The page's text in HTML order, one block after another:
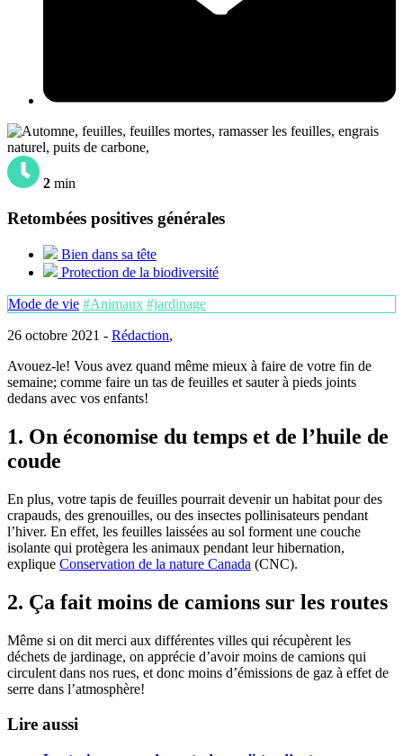
2 min
Retombées positives générales
Bien dans sa tête
Protection de la biodiversité
Mode de vie #Animaux #jardinage
26 octobre 2021 - Rédaction,
Avouez-le! Vous avez quand même mieux à faire de votre fin de
semaine; comme faire un tas de feuilles et sauter à pieds joints
dedans avec vos enfants!
1. On économise du temps et de l’huile de
coude
En plus, votre tapis de feuilles pourrait devenir un habitat pour des
crapauds, des grenouilles, ou des insectes pollinisateurs pendant
l’hiver. En effet, les feuilles laissées au sol forment une couche
isolante qui protègera les animaux pendant leur hibernation,
explique Conservation de la nature Canada (CNC).
2. Ça fait moins de camions sur les routes
Même si on dit merci aux différentes villes qui récupèrent les
déchets de jardinage, on apprécie d’avoir moins de camions qui
circulent dans nos rues, et donc moins d’émissions de gaz à effet de
serre dans l’atmosphère!
Lire aussi